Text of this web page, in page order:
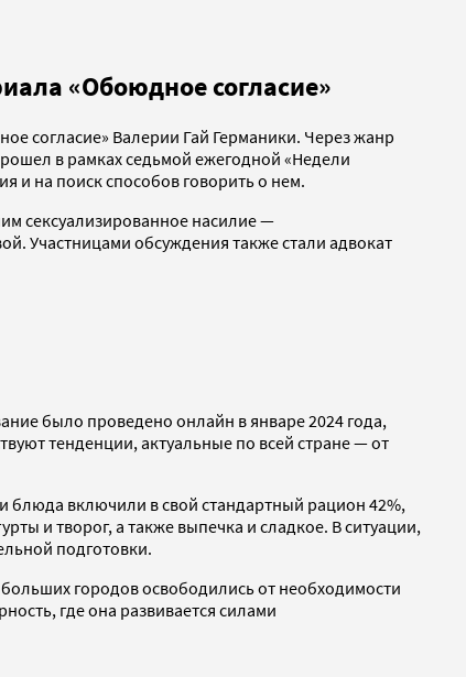
«Обоюдное согласие»
согласие» Валерии Гай Германики. Через жанр
в рамках седьмой ежегодной «Недели
и на поиск способов говорить о нем.
сексуализированное насилие —
Участницами обсуждения также стали адвокат
было проведено онлайн в январе 2024 года,
тенденции, актуальные по всей стране — от
блюда включили в свой стандартный рацион 42%,
и творог, а также выпечка и сладкое. В ситуации,
подготовки.
городов освободились от необходимости
где она развивается силами